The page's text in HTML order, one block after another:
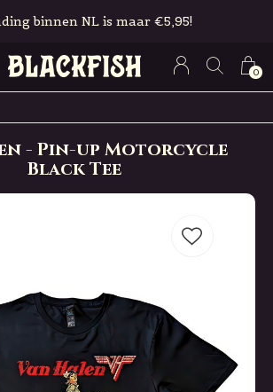
0
binnen NL is maar €5,95!
- Pin-up Motorcycle
Black Tee